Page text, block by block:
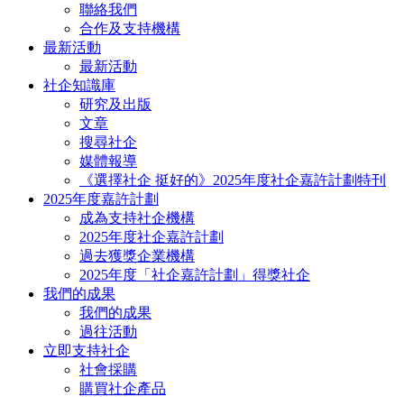
聯絡我們
合作及支持機構
最新活動
最新活動
社企知識庫
研究及出版
文章
搜尋社企
媒體報導
《選擇社企 挺好的》2025年度社企嘉許計劃特刊
2025年度嘉許計劃
成為支持社企機構
2025年度社企嘉許計劃
過去獲獎企業機構
2025年度「社企嘉許計劃」得獎社企
我們的成果
我們的成果
過往活動
立即支持社企
社會採購
購買社企產品